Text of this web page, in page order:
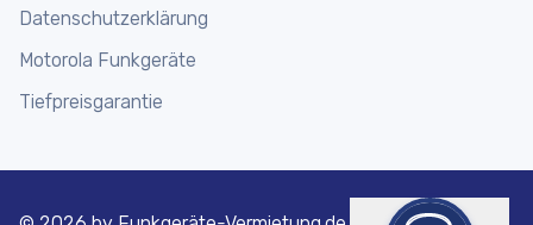
Datenschutzerklärung
Motorola Funkgeräte
Tiefpreisgarantie